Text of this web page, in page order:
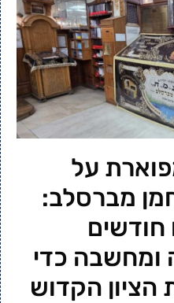
על
מברסלב:
ומחשבה כדי
הציון הקדוש